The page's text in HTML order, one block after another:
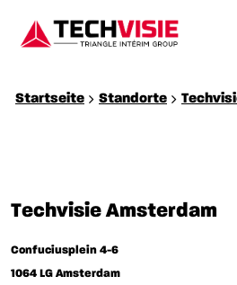
Startseite Standorte
Techvisie Amsterdam
Confuciusplein 4-6
1064 LG Amsterdam